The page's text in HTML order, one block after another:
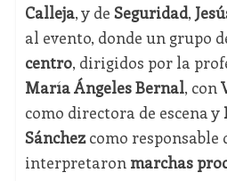
Calleja, y de Seguridad,
al evento, donde un grupo
centro, dirigidos por la
María Ángeles Bernal, con
como directora de escena y
Sánchezcomo responsable
interpretaron marchas